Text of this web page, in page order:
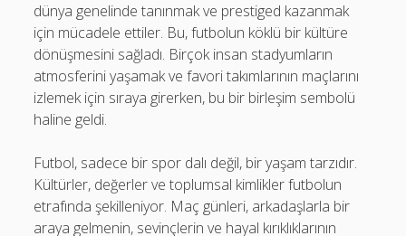
dünya genelinde tanınmak ve prestiged kazanmak
için mücadele ettiler. Bu, futbolun köklü bir kültüre
dönüşmesini sağladı. Birçok insan stadyumların
atmosferini yaşamak ve favori takımlarının maçlarını
izlemek için sıraya girerken, bu bir birleşim sembolü
haline geldi.
Futbol, sadece bir spor dalı değil, bir yaşam tarzıdır.
Kültürler, değerler ve toplumsal kimlikler futbolun
etrafında şekilleniyor. Maç günleri, arkadaşlarla bir
araya gelmenin, sevinçlerin ve hayal kırıklıklarının